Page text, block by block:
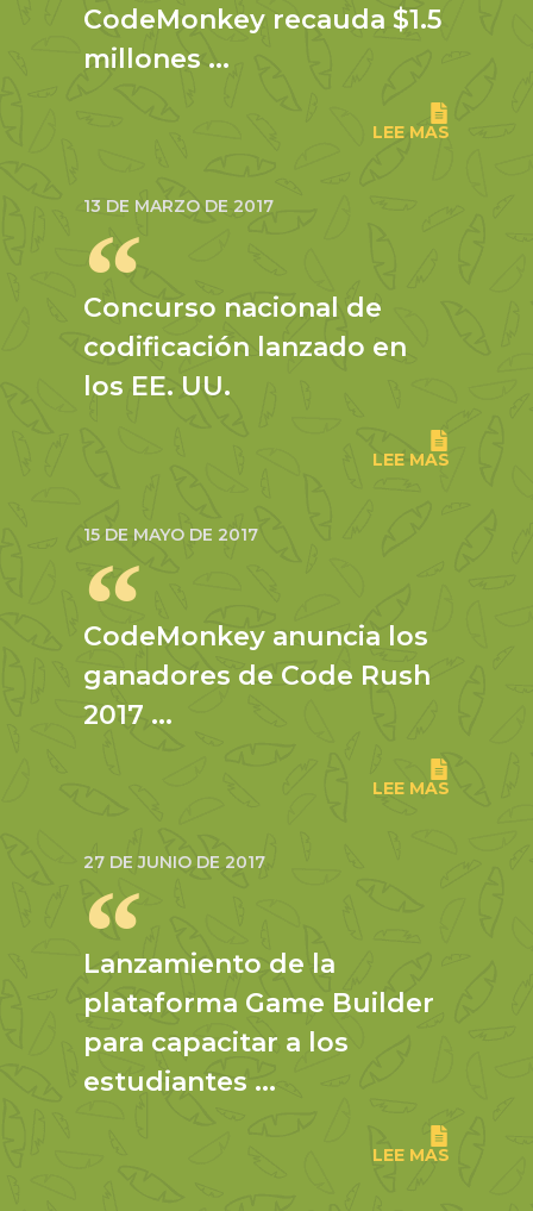
CodeMonkey recauda $1.5
millones ...
LEE MAS
13 DE MARZO DE 2017
Concurso nacional de
codificación lanzado en
los EE. UU.
LEE MAS
15 DE MAYO DE 2017
CodeMonkey anuncia los
ganadores de Code Rush
2017 ...
LEE MAS
27 DE JUNIO DE 2017
Lanzamiento de la
plataforma Game Builder
para capacitar a los
estudiantes ...
LEE MAS